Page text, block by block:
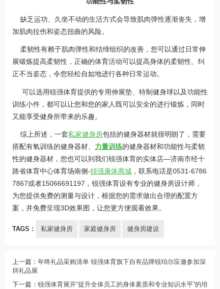
缺乏运功、久坐不动的生活方式会导致肌肉弹性逐渐丧失，增
加肌肉拉伤和姿态扭曲的风险。
柔韧性有赖于肌肉弹性和结缔组织的改善，您可以通过日常伸
展锻炼提高柔韧性，正确的体育活动可以提高身体的柔韧性、纠
正不当姿态，令您轻松自如地进行各种日常运动。
可以选用锐强体育提供的专用伸展垫、特制健身球以及功能性
训练小件，都可以让您和您的家人既可以安全的进行锻炼，同时
又能享受健身所带来的乐趣。
综上所述，一套私家健身房包括的健身器材就很明朗了，需要
搭配有氧训练的健身器材、 力量训练的健身器材和功能性与柔韧
性的健身器材，您也可以到我们锐强体育的实体店—济南市经十
路省体育中心体育场南侧-锐强康体商城 ，联系电话是0531-6786
7867或者15066691197，锐强体育设有专业的健身房设计师，
为您提供免费的测量与设计，根据您的需求做出合理的配置方
案，并免费呈现3D效果图，让您更方便观看效果。
TAGS： 私家健身房 家庭健身房 健身房建设
上一篇： 年终礼品采购清单 锐强体育旗下自有品牌锐珀尔应邀参加深
圳礼品展
下一篇： 锐强体育展开“提升全体员工的身体素质和专业知识水平”的培